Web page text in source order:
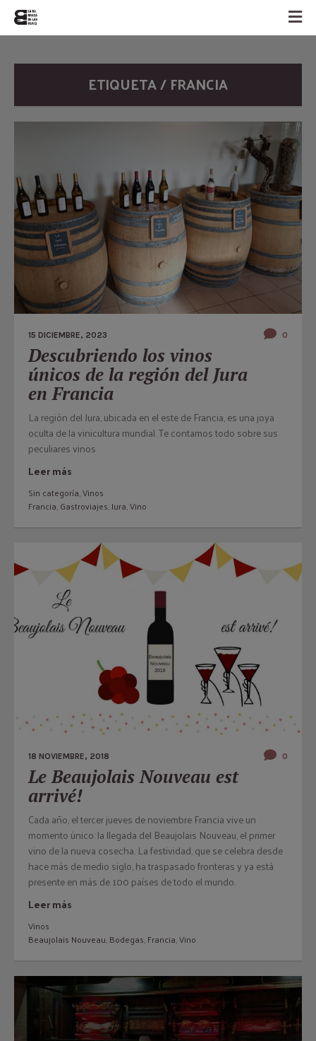
ETIQUETA / FRANCIA
15 DICIEMBRE, 2023 0
Descubriendo los vinos
únicos de la región del Jura
en Francia
La región del Jura, ubicada en el este de Francia, es una joya
oculta de la vinicultura mundial. Te contamos todo sobre sus
peculiares vinos
Leer más
Sin categoría,Vinos
Francia,Gastroviajes,Jura,Vino
18 NOVIEMBRE, 2018 0
Le Beaujolais Nouveau est
arrivé!
Cada año, el tercer jueves de noviembre Francia vive un
momento único: la llegada del Beaujolais Nouveau, el primer
vino de la nueva cosecha. La festividad, que se celebra desde
hace más de medio siglo, ha traspasado fronteras y ya está
presente en más de 100 países de todo el mundo.
Leer más
Vinos
Beaujolais Nouveau,Bodegas,Francia,Vino